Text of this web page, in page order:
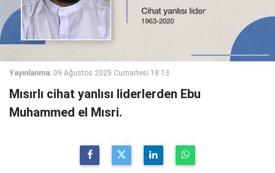
Yayınlanma: 09 Ağustos 2025 Cumartesi 18:13
Mısırlı cihat yanlısı liderlerden Ebu
Muhammed el Mısri.